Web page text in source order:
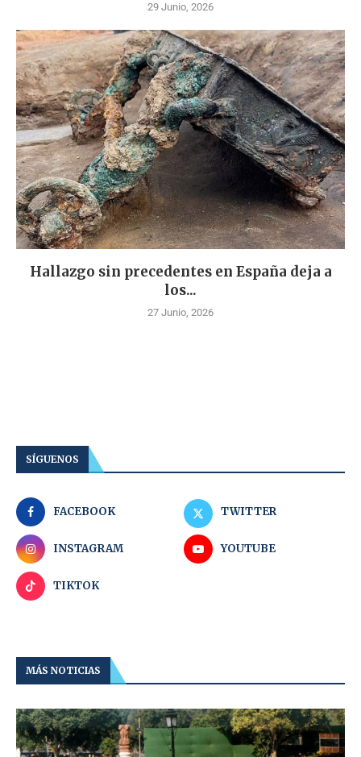
29 Junio, 2026
Hallazgo sin precedentes en España deja a
los...
27 Junio, 2026
SÍGUENOS
FACEBOOK TWITTER
INSTAGRAM YOUTUBE
TIKTOK
MÁS NOTICIAS